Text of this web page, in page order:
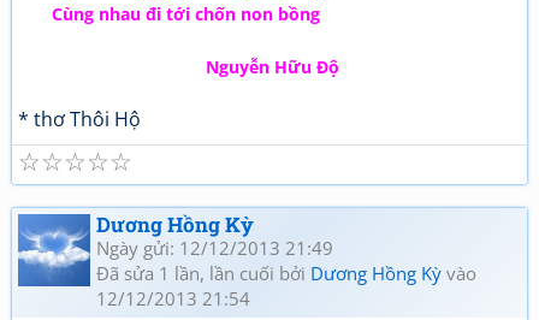
Cùng nhau đi tới chốn non bồng
Nguyễn Hữu Độ
* thơ Thôi Hộ
☆
☆
☆
☆
☆
Dương Hồng Kỳ
Ngày gửi: 12/12/2013 21:49
Đã sửa 1 lần, lần cuối bởi Dương Hồng Kỳ vào
12/12/2013 21:54